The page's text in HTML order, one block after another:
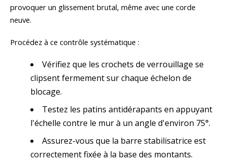
provoquer un glissement brutal, même avec une corde
neuve.
Procédez à ce contrôle systématique :
Vérifiez que les crochets de verrouillage se
clipsent fermement sur chaque échelon de
blocage.
Testez les patins antidérapants en appuyant
l'échelle contre le mur à un angle d'environ 75°.
Assurez-vous que la barre stabilisatrice est
correctement fixée à la base des montants.